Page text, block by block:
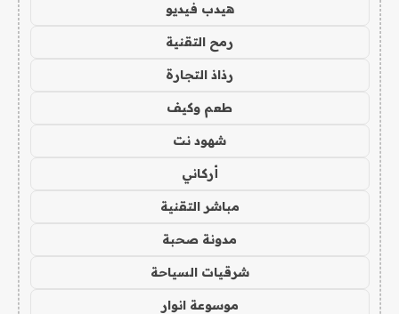
هيدب فيديو
رمح التقنية
رذاذ التجارة
طعم وكيف
شهود نت
أركاني
مباشر التقنية
مدونة صحبة
شرقيات السياحة
موسوعة انوار